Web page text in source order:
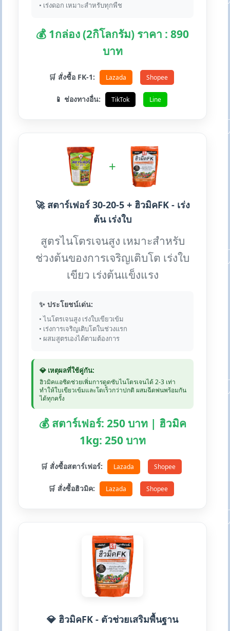
• เร่งดอก เหมาะสำหรับทุกพืช
💰 1กล่อง (2กิโลกรัม) ราคา : 890
บาท
🛒 สั่งซื้อ FK-1: Lazada Shopee
📱 ช่องทางอื่น: TikTok Line
+
🚀 สตาร์เฟอร์ 30-20-5 + ฮิวมิคFK - เร่ง
ต้น เร่งใบ
สูตรไนโตรเจนสูง เหมาะสำหรับ
ช่วงต้นของการเจริญเติบโต เร่งใบ
เขียว เร่งต้นแข็งแรง
✨ ประโยชน์เด่น:
• ไนโตรเจนสูง เร่งใบเขียวเข้ม
• เร่งการเจริญเติบโตในช่วงแรก
• ผสมสูตรเองได้ตามต้องการ
💎 เหตุผลที่ใช้คู่กัน:
ฮิวมิคแอซิดช่วยเพิ่มการดูดซับไนโตรเจนได้ 2-3 เท่า
ทำให้ใบเขียวเข้มและโตเร็วกว่าปกติ ผสมฉีดพ่นพร้อมกัน
ได้ทุกครั้ง
💰 สตาร์เฟอร์: 250 บาท | ฮิวมิค
1kg: 250 บาท
🛒 สั่งซื้อสตาร์เฟอร์: Lazada Shopee
🛒 สั่งซื้อฮิวมิค: Lazada Shopee
💎 ฮิวมิคFK - ตัวช่วยเสริมพื้นฐาน